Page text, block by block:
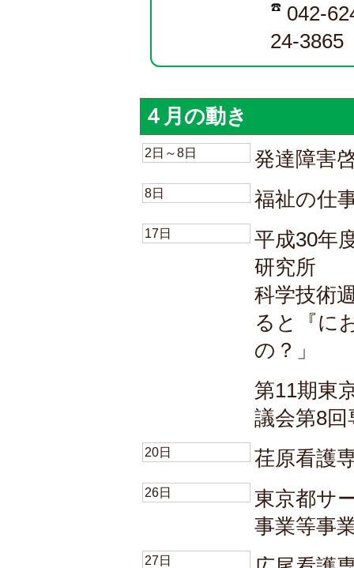
042-
24-3865
４月の動き
2日～8日 発達障害
8日 福祉の仕
17日
平成30年
研究所
科学技術
ると『に
の？」
第11期東
議会第8回
20日 荏原看護
26日
東京都サ
事業等事
27日